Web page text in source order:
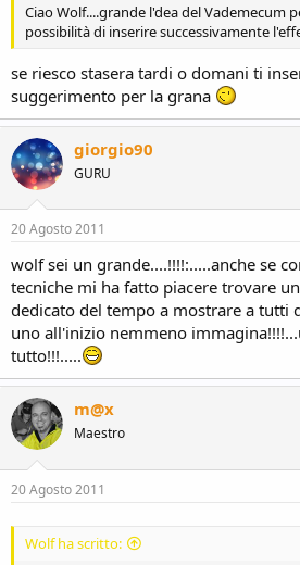
Ciao Wolf....grande l'dea del Vademecum
possibilità di inserire successivamente
se riesco stasera tardi o domani ti
suggerimento per la grana
giorgio90
GURU
20 Agosto 2011
wolf sei un grande....!!!!:.....anche se
tecniche mi ha fatto piacere trovare
dedicato del tempo a mostrare a tutti
uno all'inizio nemmeno
tutto!!!.....
m@x
Maestro
20 Agosto 2011
Wolf ha scritto: